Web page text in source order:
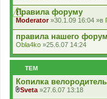
к
л
а
д
е
н
н
я
Правила форуму
Moderator»30.1.09 16:04 »в
правила нашего
Obla4ko »25.6.07 14:24
ТЕМ
Копилка
Sveta »27.6.07 13:18